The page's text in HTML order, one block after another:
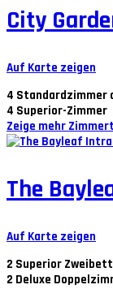
City
Auf Karte zeigen
4 Standardzimmer
4 Superior-Zimmer
Zeige mehr
The
Auf Karte zeigen
2 Superior
2 Deluxe